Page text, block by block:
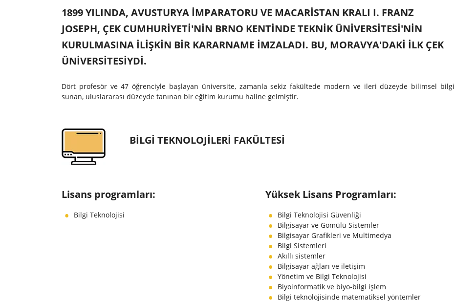
1899 YILINDA, AVUSTURYA İMPARATORU VE MACARISTAN KRALI I. FRANZ
JOSEPH, ÇEK CUMHURIYETI'NIN BRNO KENTINDE TEKNIK ÜNIVERSITESI'NIN
KURULMASINA ILIŞKIN BIR KARARNAME IMZALADI. BU, MORAVYA'DAKI ILK ÇEK
ÜNIVERSITESIYDI.
Dört profesör ve 47 öğrenciyle başlayan üniversite, zamanla sekiz fakültede modern ve ileri düzeyde bilimsel bilgi
sunan, uluslararası düzeyde tanınan bir eğitim kurumu haline gelmiştir.
BILGI TEKNOLOJILERI FAKÜLTESI
Lisans programları:
Bilgi Teknolojisi
Yüksek Lisans Programları:
Bilgi Teknolojisi Güvenliği
Bilgisayar ve Gömülü Sistemler
Bilgisayar Grafikleri ve Multimedya
Bilgi Sistemleri
Akıllı sistemler
Bilgisayar ağları ve iletişim
Yönetim ve Bilgi Teknolojisi
Biyoinformatik ve biyo-bilgi işlem
Bilgi teknolojisinde matematiksel yöntemler